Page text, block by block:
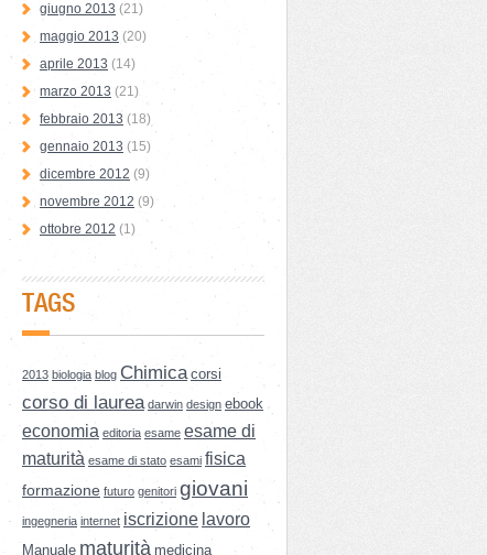
giugno 2013 (21)
maggio 2013 (20)
aprile 2013 (14)
marzo 2013 (21)
febbraio 2013 (18)
gennaio 2013 (15)
dicembre 2012 (9)
novembre 2012 (9)
ottobre 2012 (1)
TAGS
2013 biologia blog Chimica corsi
corso di laurea darwin design ebook
economia editoria esame esame di
maturità esame di stato esami fisica
formazione futuro genitori giovani
ingegneria internet iscrizione lavoro
Manuale maturità medicina